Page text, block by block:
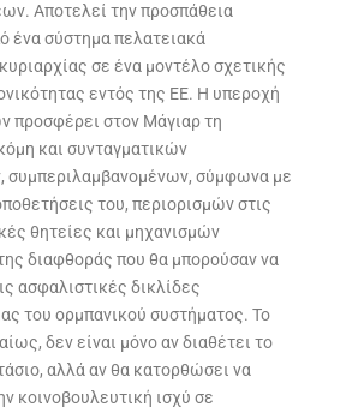
Αποτελεί την προσπάθεια
ένα σύστημα πελατειακά
σε ένα μοντέλο σχετικής
εντός της ΕΕ. Η υπεροχή
προσφέρει στον Μάγιαρ τη
και συνταγματικών
συμπεριλαμβανομένων, σύμφωνα με
του, περιορισμών στις
θητείες και μηχανισμών
διαφθοράς που θα μπορούσαν να
ασφαλιστικές δικλίδες
του ορμπανικού συστήματος. Το
δεν είναι μόνο αν διαθέτει το
αλλά αν θα κατορθώσει να
κοινοβουλευτική ισχύ σε